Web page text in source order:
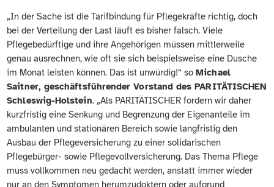
„In der Sache ist die Tarifbindung für Pflegekräfte richtig, doch
bei der Verteilung der Last läuft es bisher falsch. Viele
Pflegebedürftige und ihre Angehörigen müssen mittlerweile
genau ausrechnen, wie oft sie sich beispielsweise eine Dusche
im Monat leisten können. Das ist unwürdig!“ soMichael
Saitner, geschäftsführender Vorstand des PARITÄTISCHEN
Schleswig-Holstein. „Als PARITÄTISCHER fordern wir daher
kurzfristig eine Senkung und Begrenzung der Eigenanteile im
ambulanten und stationären Bereich sowie langfristig den
Ausbau der Pflegeversicherung zu einer solidarischen
Pflegebürger- sowie Pflegevollversicherung. Das Thema Pflege
muss vollkommen neu gedacht werden, anstatt immer wieder
nur an den Symptomen herumzudoktern oder aufgrund